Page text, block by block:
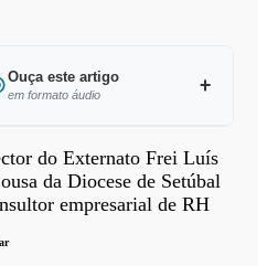
Ouça este artigo
em formato áudio
Ouvir este
artigo
do Externato Frei Luís
da Diocese de Setúbal
empresarial de RH